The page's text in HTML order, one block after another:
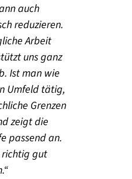
auch
reduzieren.
Arbeit
uns ganz
Ist man wie
Umfeld tätig,
Grenzen
zeigt die
passend an.
gut